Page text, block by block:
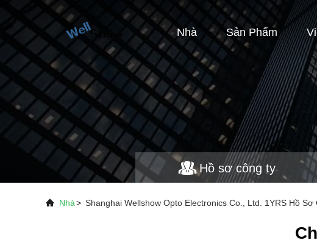
Nhà Sản Phẩm
Hồ sơ công ty
Nhà> Shanghai Wellshow Opto Electronics Co., Ltd. 1YRS Hồ Sơ